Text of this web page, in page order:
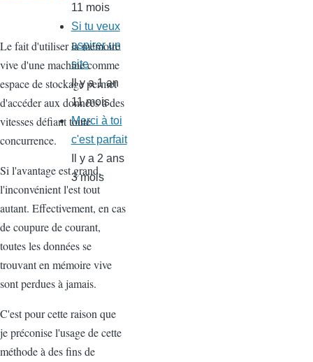
Le fait d'utiliser la mémoire
vive d'une machine comme
espace de stockage permet
d'accéder aux données à des
vitesses défiant toute
concurrence.
Si l'avantage est grand,
l'inconvénient l'est tout
autant. Effectivement, en cas
de coupure de courant,
toutes les données se
trouvant en mémoire vive
sont perdues à jamais.
C'est pour cette raison que
je préconise l'usage de cette
méthode à des fins de
11 mois
Si tu veux
aspirer un
site
Il y a 1 an
11 mois
Merci à toi
c'est parfait
Il y a 2 ans
3 mois